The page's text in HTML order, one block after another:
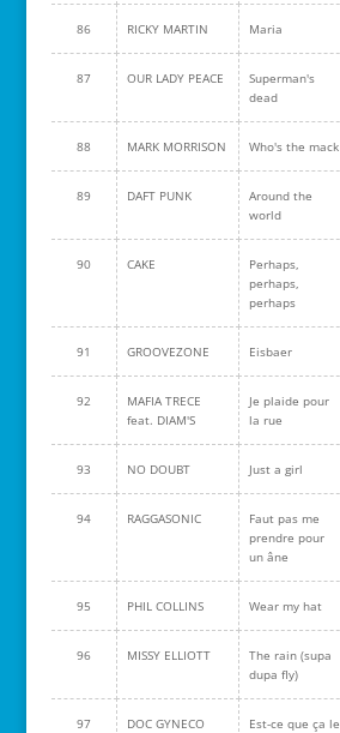
86 RICKY MARTIN Maria
87 OUR LADY PEACE
Superman's
dead
88 MARK MORRISON Who's the mack
89 DAFT PUNK
Around the
world
90 CAKE
Perhaps,
perhaps,
perhaps
91 GROOVEZONE Eisbaer
92
MAFIA TRECE
feat. DIAM'S
Je plaide pour
la rue
93 NO DOUBT Just a girl
94 RAGGASONIC
Faut pas me
prendre pour
un âne
95 PHIL COLLINS Wear my hat
96 MISSY ELLIOTT
The rain (supa
dupa fly)
97
DOC GYNECO
Est-ce que ça le